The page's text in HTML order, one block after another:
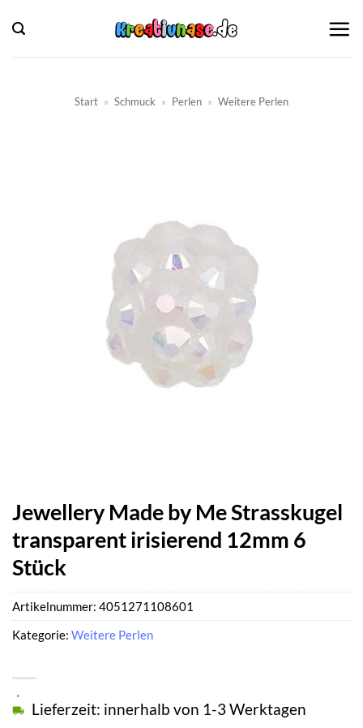
Inhalt
springen
Start » Schmuck » Perlen » Weitere Perlen
Jewellery Made by Me Strasskugel
transparent irisierend 12mm 6
Stück
Lieferzeit: innerhalb von 1-3 Werktagen
Artikelnummer: 4051271108601
Kategorie: Weitere Perlen